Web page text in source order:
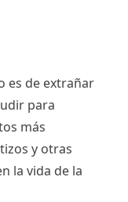
es de extrañar
para
más
y otras
la vida de la